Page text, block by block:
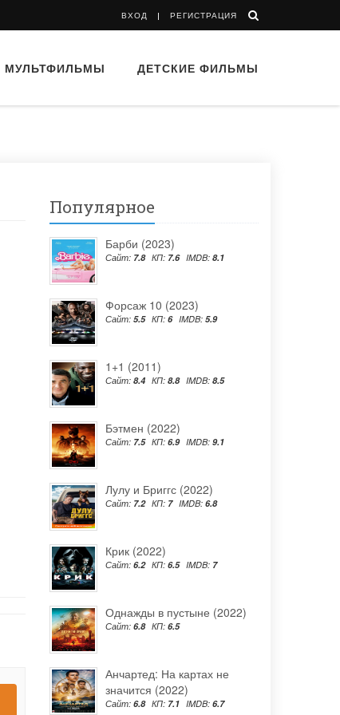
ВХОД РЕГИСТРАЦИЯ
МУЛЬТФИЛЬМЫ ДЕТСКИЕ ФИЛЬМЫ
Популярное
Барби (2023)
Сайт: 7.8 КП: 7.6 IMDB: 8.1
Форсаж 10 (2023)
Сайт: 5.5 КП: 6 IMDB: 5.9
1+1 (2011)
Сайт: 8.4 КП: 8.8 IMDB: 8.5
Бэтмен (2022)
Сайт: 7.5 КП: 6.9 IMDB: 9.1
Лулу и Бриггс (2022)
Сайт: 7.2 КП: 7 IMDB: 6.8
Крик (2022)
Сайт: 6.2 КП: 6.5 IMDB: 7
Однажды в пустыне (2022)
Сайт: 6.8 КП: 6.5
Анчартед: На картах не
значится (2022)
Сайт: 6.8 КП: 7.1 IMDB: 6.7